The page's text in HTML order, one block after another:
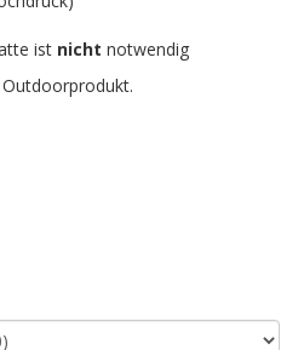
ist nicht notwendig